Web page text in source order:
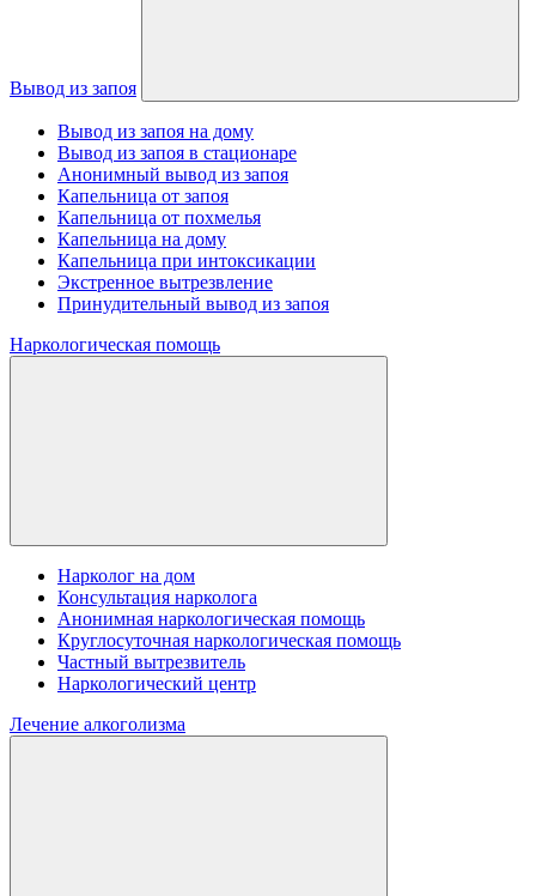
Вывод из запоя
Вывод из запоя на дому
Вывод из запоя в стационаре
Анонимный вывод из запоя
Капельница от запоя
Капельница от похмелья
Капельница на дому
Капельница при интоксикации
Экстренное вытрезвление
Принудительный вывод из запоя
Наркологическая помощь
Нарколог на дом
Консультация нарколога
Анонимная наркологическая помощь
Круглосуточная наркологическая помощь
Частный вытрезвитель
Наркологический центр
Лечение алкоголизма